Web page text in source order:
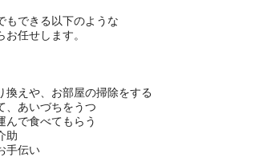
もできる以下のような
任せします。
換えや、お部屋の掃除をする
、あいづちをうつ
んで食べてもらう
助
手伝い